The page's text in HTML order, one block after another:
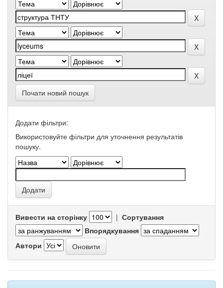
Почати новий пошук
Додати фільтри:
Використовуйте фільтри для уточнення результатів
пошуку.
Вивести на сторінку | Сортування
Впорядкування
Автори